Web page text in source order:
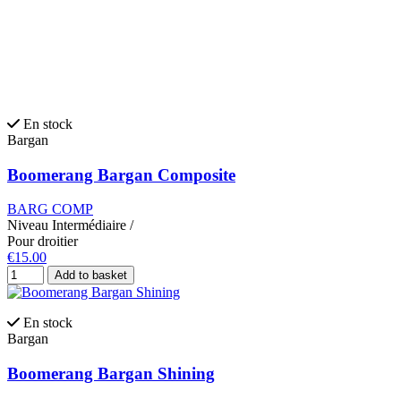
En stock
Bargan
Boomerang Bargan Composite
BARG COMP
Niveau Intermédiaire /
Pour droitier
€15.00
Add to basket
En stock
Bargan
Boomerang Bargan Shining